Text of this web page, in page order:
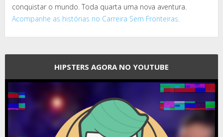
conquistar o mundo. Toda quarta uma nova aventura.
Acompanhe as histórias no Carreira Sem Fronteiras.
HIPSTERS AGORA NO YOUTUBE